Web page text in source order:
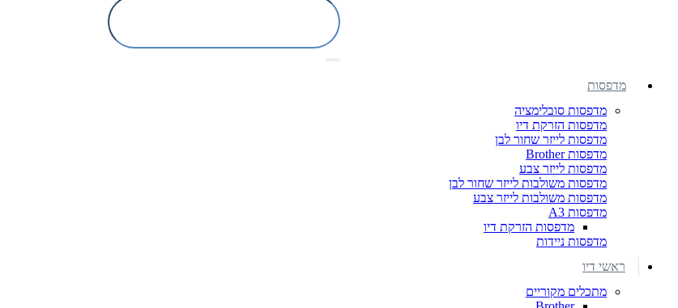
מדפסות
מדפסות סובלימציה
מדפסות הזרקת דיו
מדפסות לייזר שחור לבן
מדפסות Brother
מדפסות לייזר צבע
מדפסות משולבות לייזר שחור לבן
מדפסות משולבות לייזר צבע
מדפסות A3
מדפסות הזרקת דיו
מדפסות ניידות
ראשי דיו
מתכלים מקוריים